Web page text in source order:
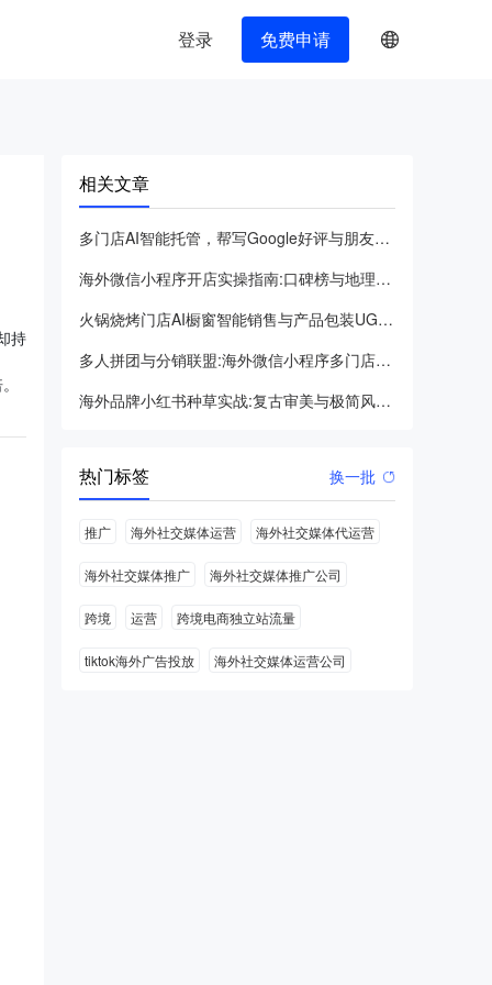
登录 免费申请
持
相关文章
多门店AI智能托管，帮写Google好评与朋友圈推广文案全攻略
海外微信小程序开店实操指南:口碑榜与地理标签双驱动业绩增长
火锅烧烤门店AI橱窗智能销售与产品包装UGC获客全攻略
多人拼团与分销联盟:海外微信小程序多门店增长解决方案
海外品牌小红书种草实战:复古审美与极简风助力多门店增长
热门标签 换一批
推广 海外社交媒体运营 海外社交媒体代运营
海外社交媒体推广 海外社交媒体推广公司
跨境 运营 跨境电商独立站流量
tiktok海外广告投放 海外社交媒体运营公司